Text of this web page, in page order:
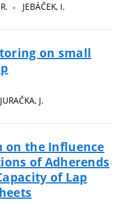
JEBÁČEK, I.
on small
JURAČKA, J.
on the Influence
of Adherends
of Lap